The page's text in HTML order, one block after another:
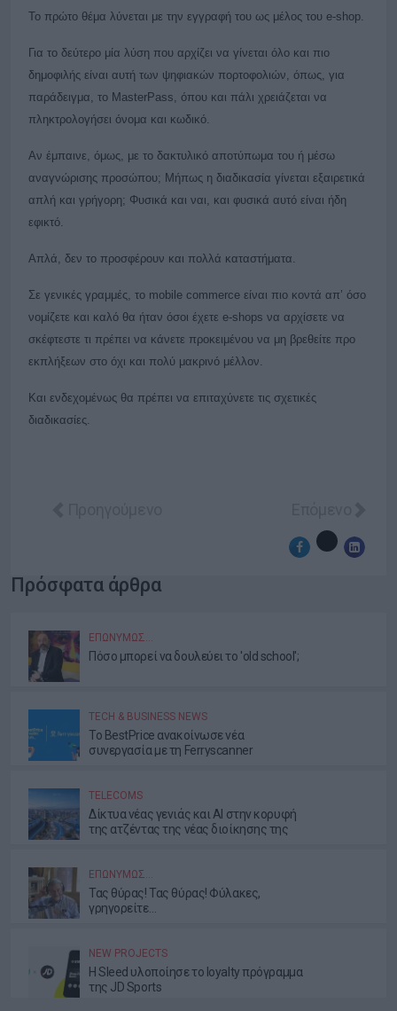
Το πρώτο θέμα λύνεται με την εγγραφή του ως μέλος του e-shop.
Για το δεύτερο μία λύση που αρχίζει να γίνεται όλο και πιο
δημοφιλής είναι αυτή των ψηφιακών πορτοφολιών, όπως, για
παράδειγμα, το MasterPass, όπου και πάλι χρειάζεται να
πληκτρολογήσει όνομα και κωδικό.
Αν έμπαινε, όμως, με το δακτυλικό αποτύπωμα του ή μέσω
αναγνώρισης προσώπου; Μήπως η διαδικασία γίνεται εξαιρετικά
απλή και γρήγορη; Φυσικά και ναι, και φυσικά αυτό είναι ήδη
εφικτό.
Απλά, δεν το προσφέρουν και πολλά καταστήματα.
Σε γενικές γραμμές, το mobile commerce είναι πιο κοντά απ’ όσο
νομίζετε και καλό θα ήταν όσοι έχετε e-shops να αρχίσετε να
σκέφτεστε τι πρέπει να κάνετε προκειμένου να μη βρεθείτε προ
εκπλήξεων στο όχι και πολύ μακρινό μέλλον.
Και ενδεχομένως θα πρέπει να επιταχύνετε τις σχετικές
διαδικασίες.
Πρόσφατα άρθρα
ΕΠΩΝΎΜΩΣ…
Πόσο μπορεί να δουλεύει το 'old school';
TECH & BUSINESS NEWS
Το BestPrice ανακοίνωσε νέα
συνεργασία με τη Ferryscanner
TELECOMS
Δίκτυα νέας γενιάς και AI στην κορυφή
της ατζέντας της νέας διοίκησης της
ΕΠΩΝΎΜΩΣ…
Τας θύρας! Τας θύρας! Φύλακες,
γρηγορείτε…
NEW PROJECTS
Η Sleed υλοποίησε το loyalty πρόγραμμα
της JD Sports